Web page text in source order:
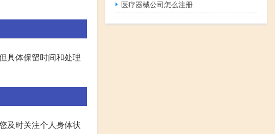
具体保留时间和处理
及时关注个人身体状
医疗器械公司怎么注册